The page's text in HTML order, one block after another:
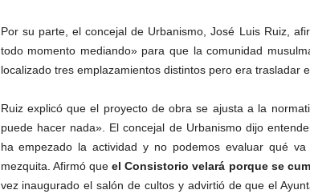
Por su parte, el concejal de Urbanismo, José Luis Ruiz,
todo momento mediando» para que la comunidad
localizado tres emplazamientos distintos pero era trasladar
Ruiz explicó que el proyecto de obra se ajusta a la
puede hacer nada». El concejal de Urbanismo dijo
ha empezado la actividad y no podemos evaluar qué
mezquita. Afirmó que el Consistorio velará porque se
vez inaugurado el salón de cultos y advirtió de que el